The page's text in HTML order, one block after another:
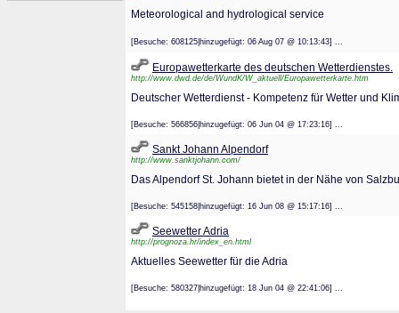
Meteorological and hydrological service
[Besuche: 608125|hinzugefügt: 06 Aug 07 @ 10:13:43] ...
Europawetterkarte des deutschen Wetterdienstes.
http://www.dwd.de/de/WundK/W_aktuell/Europawetterkarte.htm
Deutscher Wetterdienst - Kompetenz für Wetter und
[Besuche: 566856|hinzugefügt: 06 Jun 04 @ 17:23:16] ...
Sankt Johann Alpendorf
http://www.sanktjohann.com/
Das Alpendorf St. Johann bietet in der Nähe von
[Besuche: 545158|hinzugefügt: 16 Jun 08 @ 15:17:16] ...
Seewetter Adria
http://prognoza.hr/index_en.html
Aktuelles Seewetter für die Adria
[Besuche: 580327|hinzugefügt: 18 Jun 04 @ 22:41:06] ...